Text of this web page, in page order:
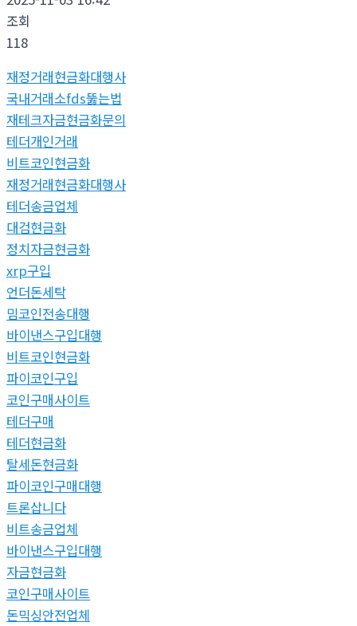
조회
118
재정거래현금화대행사
국내거래소fds뚫는법
재테크자금현금화문의
테더개인거래
비트코인현금화
재정거래현금화대행사
테더송금업체
대검현금화
정치자금현금화
xrp구입
언더돈세탁
밈코인전송대행
바이낸스구입대행
비트코인현금화
파이코인구입
코인구매사이트
테더구매
테더현금화
탈세돈현금화
파이코인구매대행
트론삽니다
비트송금업체
바이낸스구입대행
자금현금화
코인구매사이트
돈믹싱안전업체